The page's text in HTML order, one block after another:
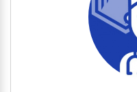
Эндоскописты (3)